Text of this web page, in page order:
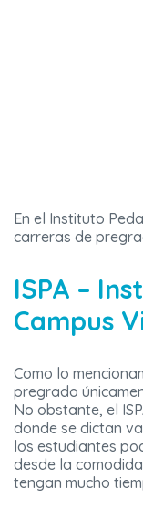
En el Instituto
carreras de
ISPA –
Campus
Como lo
pregrado
No obstante, el
donde se dictan
los estudiantes
desde la
tengan mucho